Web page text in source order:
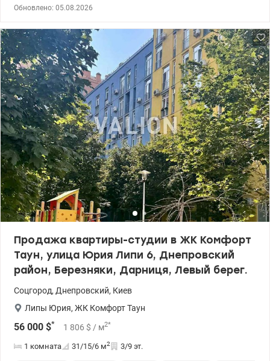
удобная планировка позволяет легко реализовать
современный дизайн под себя – большая кухня-гостиная,
отдельная спальня и санузел. Состояние – после застройщика,
что дает возможность произвести ремонт под свой стиль.
Входная группа холл – вестибюля меблирована с
дизайнерским оформлением и консьерж-сервисом, а также
имеет систему контроля доступа. Закрыта территория с
видеонаблюдением 24/7, подземный паркинг с лифтом.
Обустроена детская площадка. Рядом с ЖК развита
инфраструктура, необходимая для комфортного проживания:
магазины, аптеки, маркеты, кофейни, банкоматы, отделения
почты, рынок, больницы, университет, колледж, парк «Победа» с
озером, лес. Удобная транспортная доступность -метр Дарница
– 20 мин пешком. Рядом супермаркеты: Сильпо, Варус, Новус,
Рынок Юность Цена: 85000 у.е. Тел. 050 355 37 46 Екатерина
valion.ua/ 1150627
Обновлено: 05.08.2026
Продажа квартиры-студии в ЖК Комфорт
Таун, улица Юрия Липи 6, Днепровский
район, Березняки, Дарниця, Левый берег.
Соцгород, Днепровский, Киев
Липы Юрия, ЖК Комфорт Таун
56 000 $* 1 806 $ / м2*
1 комната 31/15/6 м2 3/9 эт.